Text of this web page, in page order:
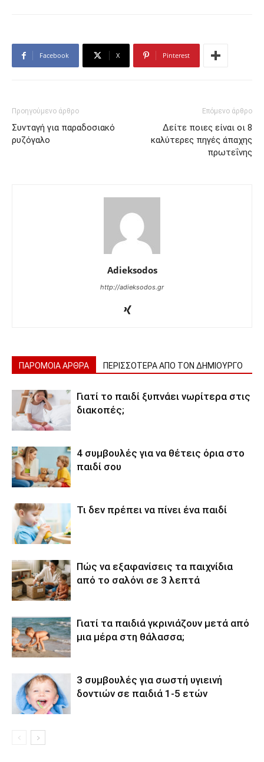
Facebook X Pinterest
Προηγούμενο άρθρο
Συνταγή για παραδοσιακό
ρυζόγαλο
Επόμενο άρθρο
Δείτε ποιες είναι οι 8
καλύτερες πηγές άπαχης
πρωτεΐνης
Adieksodos
http://adieksodos.gr
ΠΑΡΟΜΟΙΑ ΑΡΘΡΑ ΠΕΡΙΣΣΟΤΕΡΑ ΑΠΟ ΤΟΝ ΔΗΜΙΟΥΡΓΟ
Γιατί το παιδί ξυπνάει νωρίτερα στις
διακοπές;
4 συμβουλές για να θέτεις όρια στο
παιδί σου
Τι δεν πρέπει να πίνει ένα παιδί
Πώς να εξαφανίσεις τα παιχνίδια
από το σαλόνι σε 3 λεπτά
Γιατί τα παιδιά γκρινιάζουν μετά από
μια μέρα στη θάλασσα;
3 συμβουλές για σωστή υγιεινή
δοντιών σε παιδιά 1-5 ετών